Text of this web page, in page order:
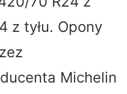
z tyłu. Opony
Michelin